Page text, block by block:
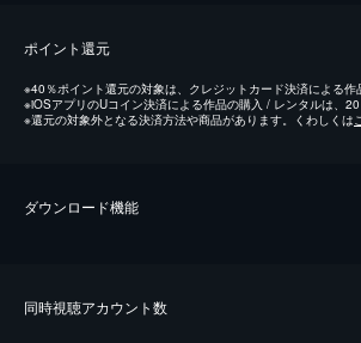
ポイント還元
※40％ポイント還元の対象は、クレジットカード決済による作
※iOSアプリのUコイン決済による作品の購入 / レンタルは、20
※還元の対象外となる決済方法や商品があります。くわしくは
ダウンロード機能
同時視聴アカウント数